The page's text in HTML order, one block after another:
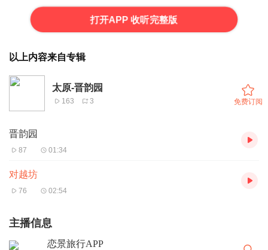
打开APP 收听完整版
以上内容来自专辑
太原-晋韵园
163 3 免费订阅
晋韵园
87 01:34
对越坊
76 02:54
主播信息
恋景旅行APP